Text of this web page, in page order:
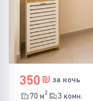
350
за ночь
70 м2 3 комн.